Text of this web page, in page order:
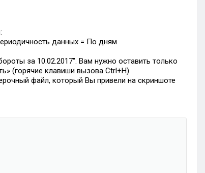
данных = По дням
за 10.02.2017″. Вам нужно оставить только
(горячие клавиши вызова Ctrl+H)
файл, который Вы привели на скриншоте